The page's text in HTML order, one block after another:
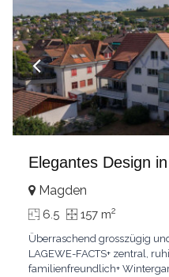
Elegantes Design
Magden
6.5 157 m2
Überraschend grosszügig
LAGEWE-FACTS+ zentral,
familienfreundlich+